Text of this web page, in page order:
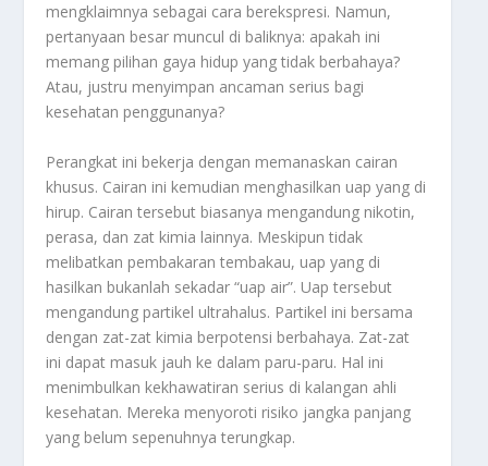
mengklaimnya sebagai cara berekspresi. Namun,
pertanyaan besar muncul di baliknya: apakah ini
memang pilihan gaya hidup yang tidak berbahaya?
Atau, justru menyimpan ancaman serius bagi
kesehatan penggunanya?
Perangkat ini bekerja dengan memanaskan cairan
khusus. Cairan ini kemudian menghasilkan uap yang di
hirup. Cairan tersebut biasanya mengandung nikotin,
perasa, dan zat kimia lainnya. Meskipun tidak
melibatkan pembakaran tembakau, uap yang di
hasilkan bukanlah sekadar “uap air”. Uap tersebut
mengandung partikel ultrahalus. Partikel ini bersama
dengan zat-zat kimia berpotensi berbahaya. Zat-zat
ini dapat masuk jauh ke dalam paru-paru. Hal ini
menimbulkan kekhawatiran serius di kalangan ahli
kesehatan. Mereka menyoroti risiko jangka panjang
yang belum sepenuhnya terungkap.